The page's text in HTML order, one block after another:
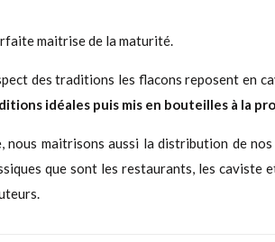
maitrise de la maturité.
des traditions les flacons reposent en
idéales puis mis en bouteilles à la
maitrisons aussi la distribution de
que sont les restaurants, les caviste